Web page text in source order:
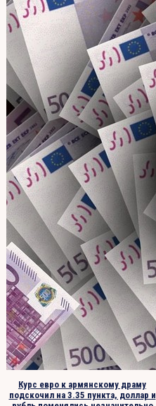
Курс евро к армянскому драму
подскочил на 3.35 пункта, доллар и